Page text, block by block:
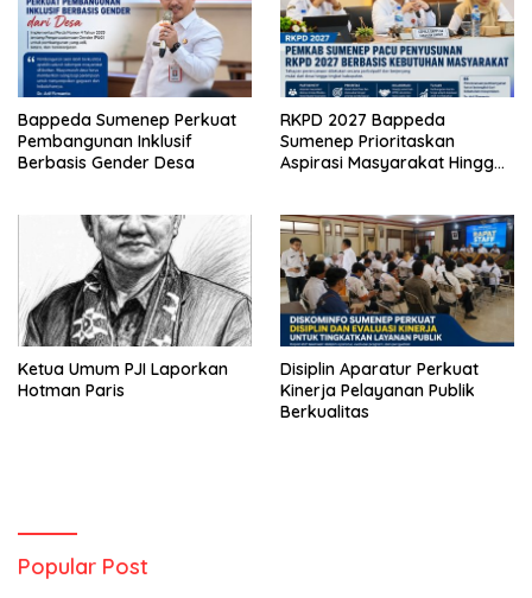
Bappeda Sumenep Perkuat
Pembangunan Inklusif
Berbasis Gender Desa
RKPD 2027 Bappeda
Sumenep Prioritaskan
Aspirasi Masyarakat Hingga
Ketua Umum PJI Laporkan
Hotman Paris
Disiplin Aparatur Perkuat
Kinerja Pelayanan Publik
Berkualitas
Popular Post